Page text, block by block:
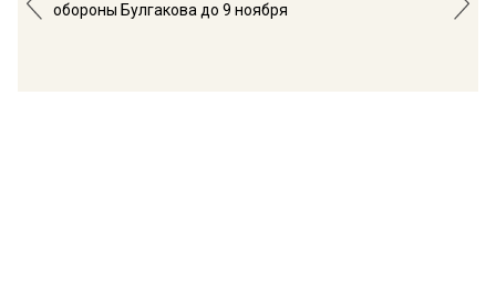
обороны Булгакова до 9 ноября